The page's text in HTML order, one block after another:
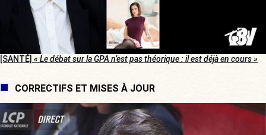
[SANTÉ] « Le débat sur la GPA n’est pas théorique : il est déjà en cours »
CORRECTIFS ET MISES À JOUR